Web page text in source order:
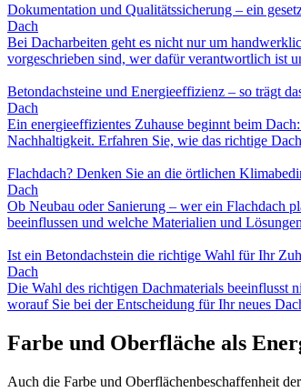
Dokumentation und Qualitätssicherung – ein
Dach
Bei Dacharbeiten geht es nicht nur um
vorgeschrieben sind, wer dafür verantwortlich ist
Betondachsteine und Energieeffizienz – so trägt
Dach
Ein energieeffizientes Zuhause beginnt beim
Nachhaltigkeit. Erfahren Sie, wie das richtige
Flachdach? Denken Sie an die örtlichen
Dach
Ob Neubau oder Sanierung – wer ein Flachdach
beeinflussen und welche Materialien und
Ist ein Betondachstein die richtige Wahl für Ihr
Dach
Die Wahl des richtigen Dachmaterials beeinflusst
worauf Sie bei der Entscheidung für Ihr neues
Farbe und Oberfläche als
Auch die Farbe und Oberflächenbeschaffenheit